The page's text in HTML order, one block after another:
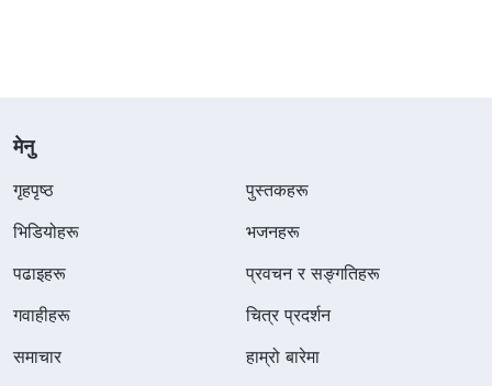
मेनु
गृहपृष्ठ
पुस्तकहरू
भिडियोहरू
भजनहरू
पढाइहरू
प्रवचन र सङ्गतिहरू
गवाहीहरू
चित्र प्रदर्शन
समाचार
हाम्रो बारेमा